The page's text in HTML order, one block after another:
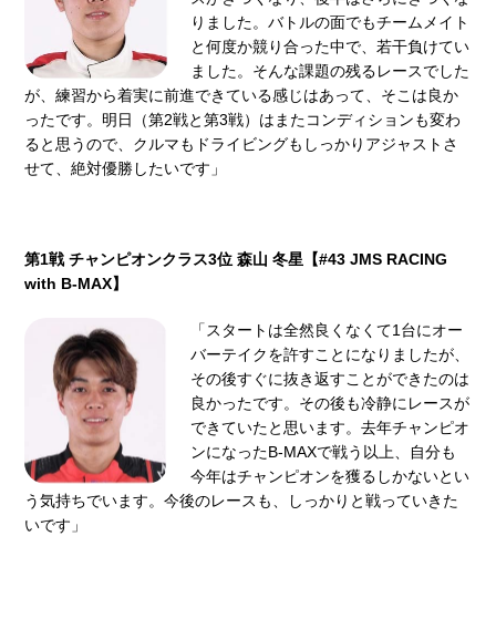
りました。バトルの⾯でもチームメイト
と何度か競り合った中で、若⼲負けてい
ました。そんな課題の残るレースでした
が、練習から着実に前進できている感じはあって、そこは良か
ったです。明⽇（第2戦と第3戦）はまたコンディションも変わ
ると思うので、クルマもドライビングもしっかりアジャストさ
せて、絶対優勝したいです」
第1戦 チャンピオンクラス3位 森⼭ 冬星【#43 JMS RACING
with B-MAX】
「スタートは全然良くなくて1台にオー
バーテイクを許すことになりましたが、
その後すぐに抜き返すことができたのは
良かったです。その後も冷静にレースが
できていたと思います。去年チャンピオ
ンになったB-MAXで戦う以上、⾃分も
今年はチャンピオンを獲るしかないとい
う気持ちでいます。今後のレースも、しっかりと戦っていきた
いです」